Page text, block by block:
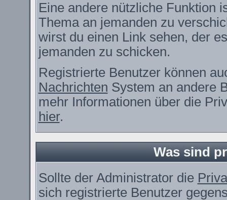
Eine andere nützliche Funktion
Thema an jemanden zu
wirst du einen Link sehen, der
jemanden zu schicken.
Registrierte Benutzer können
Nachrichten System an andere
mehr Informationen über die
hier.
Was sind
Sollte der Administrator die
sich registrierte Benutzer